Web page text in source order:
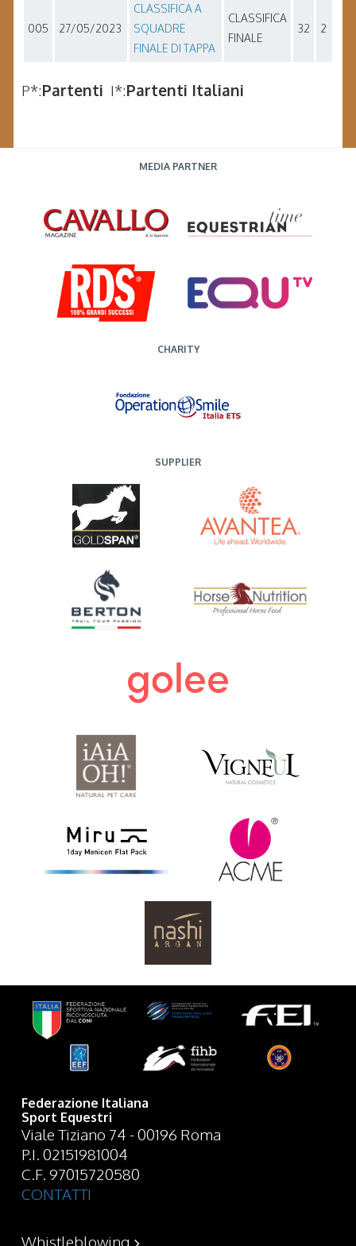
005 27/05/2023
CLASSIFICA A
SQUADRE
FINALE DI TAPPA
CLASSIFICA
FINALE
32 2
P*:Partenti I*:Partenti Italiani
MEDIA PARTNER
CHARITY
SUPPLIER
Federazione Italiana
Sport Equestri
Viale Tiziano 74 - 00196 Roma
P.I. 02151981004
C.F. 97015720580
CONTATTI
Whistleblowing